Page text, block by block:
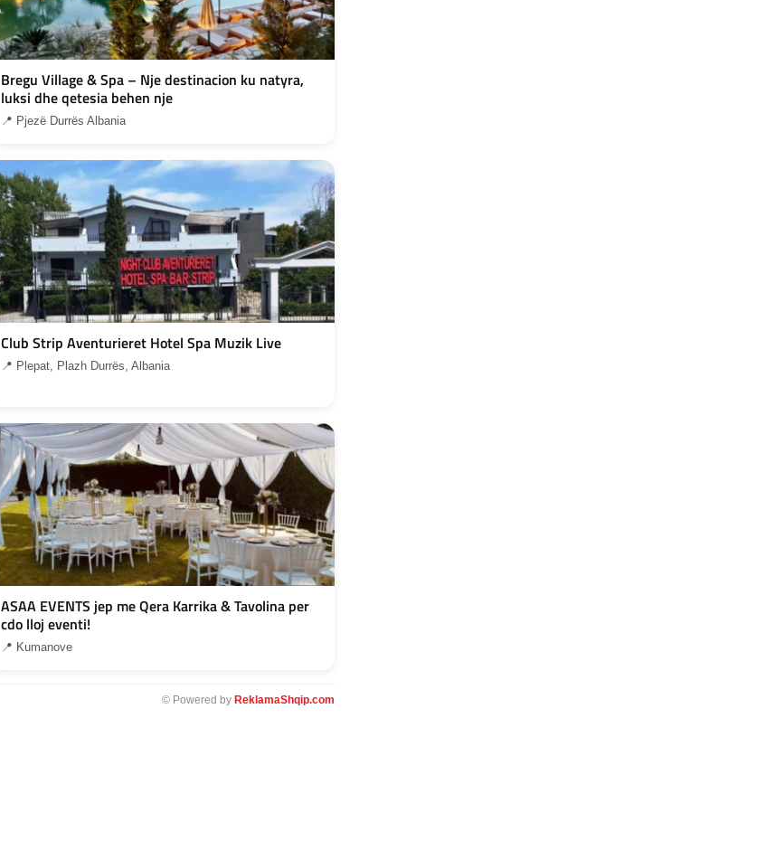
Bregu Village & Spa – Nje destinacion ku natyra,
luksi dhe qetesia behen nje
📍 Pjezë Durrës Albania
Club Strip Aventurieret Hotel Spa Muzik Live
📍 Plepat, Plazh Durrës, Albania
ASAA EVENTS jep me Qera Karrika & Tavolina per
cdo lloj eventi!
📍 Kumanove
© Powered by ReklamaShqip.com